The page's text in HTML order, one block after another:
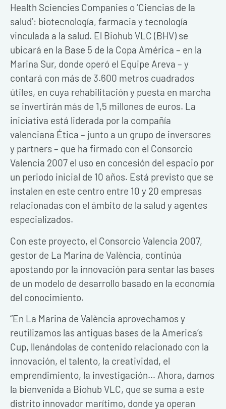
Health Sciencies Companies o ‘Ciencias de la
salud’: biotecnología, farmacia y tecnología
vinculada a la salud. El Biohub VLC (BHV) se
ubicará en la Base 5 de la Copa América – en la
Marina Sur, donde operó el Equipe Areva – y
contará con más de 3.600 metros cuadrados
útiles, en cuya rehabilitación y puesta en marcha
se invertirán más de 1,5 millones de euros. La
iniciativa está liderada por la compañía
valenciana Ética – junto a un grupo de inversores
y partners – que ha firmado con el Consorcio
Valencia 2007 el uso en concesión del espacio por
un periodo inicial de 10 años. Está previsto que se
instalen en este centro entre 10 y 20 empresas
relacionadas con el ámbito de la salud y agentes
especializados.
Con este proyecto, el Consorcio Valencia 2007,
gestor de La Marina de València, continúa
apostando por la innovación para sentar las bases
de un modelo de desarrollo basado en la economía
del conocimiento.
“En La Marina de València aprovechamos y
reutilizamos las antiguas bases de la America’s
Cup, llenándolas de contenido relacionado con la
innovación, el talento, la creatividad, el
emprendimiento, la investigación… Ahora, damos
la bienvenida a Biohub VLC, que se suma a este
distrito innovador marítimo, donde ya operan